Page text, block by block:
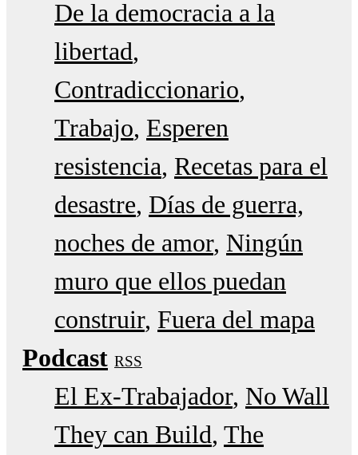
De la democracia a la
libertad
Contradiccionario
Trabajo Esperen
resistencia Recetas para el
desastre Días de guerra,
noches de amor Ningún
muro que ellos puedan
construir Fuera del mapa
Podcast RSS
El Ex-Trabajador No Wall
They can Build The